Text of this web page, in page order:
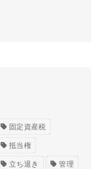
固定資産税
抵当権
立ち退き
管理